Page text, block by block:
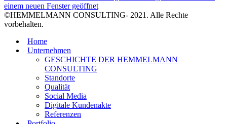
einem neuen Fenster geöffnet
©HEMMELMANN CONSULTING- 2021. Alle Rechte
vorbehalten.
Home
Unternehmen
GESCHICHTE DER HEMMELMANN
CONSULTING
Standorte
Qualität
Social Media
Digitale Kundenakte
Referenzen